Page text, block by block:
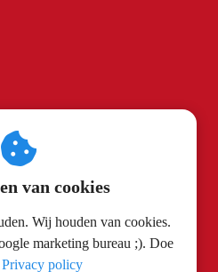
van cookies
Wij houden van cookies.
marketing bureau ;). Doe
Privacy policy